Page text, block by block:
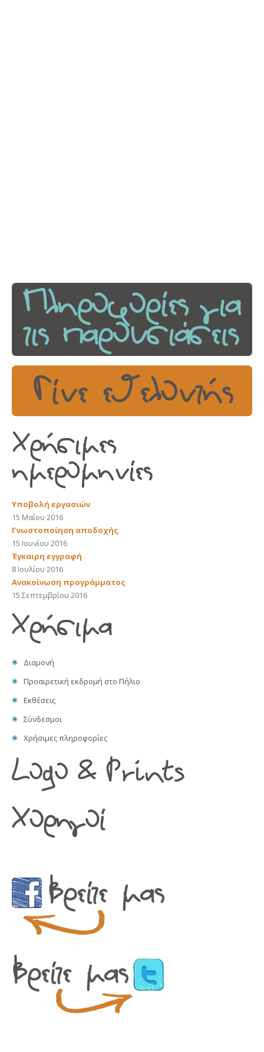
Υποβολή εργασιών
15 Μαΐου 2016
Γνωστοποίηση αποδοχής
15 Ιουνίου 2016
Έγκαιρη εγγραφή
8 Ιουλίου 2016
Ανακοίνωση προγράμματος
15 Σεπτεμβρίου 2016
Διαμονή
Προαιρετική εκδρομή στο Πήλιο
Εκθέσεις
Σύνδεσμοι
Χρήσιμες πληροφορίες